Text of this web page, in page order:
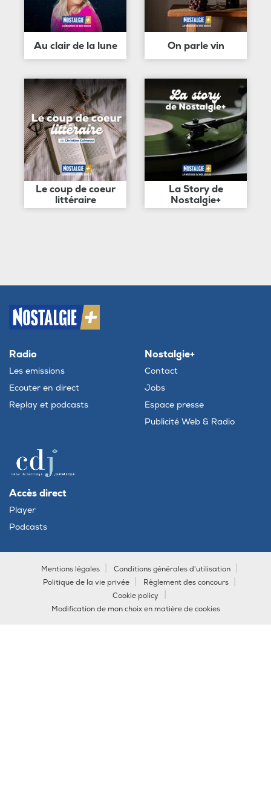
Au clair de la lune On parle vin
Le coup de coeur
littéraire
La Story de
Nostalgie+
Radio
Les emissions
Ecouter en direct
Replay et podcasts
Nostalgie+
Contact
Jobs
Espace presse
Publicité Web & Radio
Accès direct
Player
Podcasts
Mentions légales
Conditions générales d'utilisation
Politique de la vie privée
Règlement des concours
Cookie policy
Modification de mon choix en matière de cookies